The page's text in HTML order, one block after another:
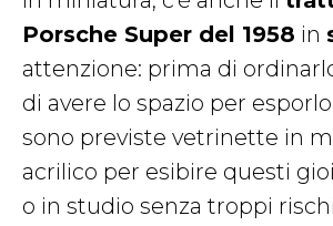
Porsche Super del 1958 in
attenzione: prima di
di avere lo spazio per
sono previste vetrinette in
acrilico per esibire questi
o in studio senza troppi